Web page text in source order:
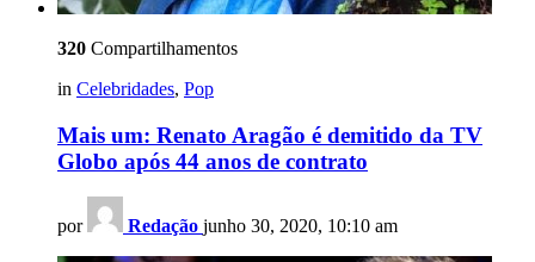
320 Compartilhamentos
in Celebridades, Pop
Mais um: Renato Aragão é demitido da TV
Globo após 44 anos de contrato
por Redação junho 30, 2020, 10:10 am